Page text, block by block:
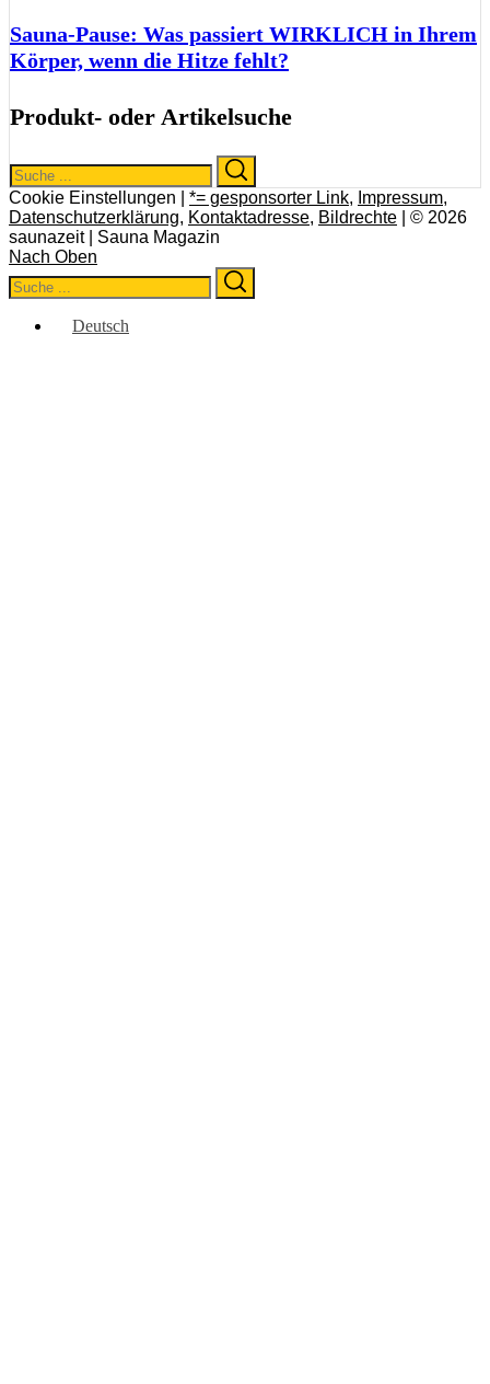
Sauna-Pause: Was passiert WIRKLICH in Ihrem
Körper, wenn die Hitze fehlt?
Produkt- oder Artikelsuche
Search
for:
Cookie Einstellungen | *= gesponsorter Link, Impressum,
Datenschutzerklärung, Kontaktadresse, Bildrechte | © 2026
saunazeit | Sauna Magazin
Nach Oben
Search
for:
Deutsch